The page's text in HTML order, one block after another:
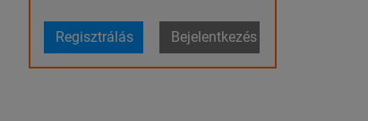
Regisztrálás Bejelentkezés